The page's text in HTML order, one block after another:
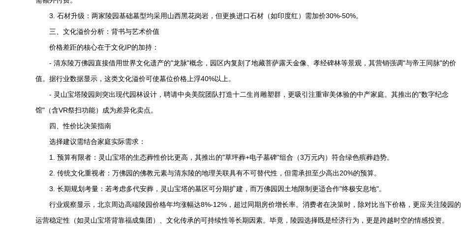
3. 石材升级：两家陵园基础墓型均采用山西黑花岗岩，但更换进口石材（如印度红）需加价30%-50%。
三、文化溢价分析：背书与艺术价值
价格差距的核心在于文化IP的加持：
- 清东陵万佛园直接借用世界文化遗产的"龙脉"概念，园区内复刻了地藏菩萨露天金像、孝经碑林等景观，其营销强调"与帝王同脉"的价
值。据行业数据显示，这类文化溢价可使墓位价格上浮40%以上。
- 灵山宝塔陵园则突出现代园林设计，聘请中央美院团队打造十二生肖雕塑群，更吸引注重审美体验的中产家庭。其推出的"数字纪念
馆"（含VR祭扫功能）成为差异化卖点。
四、性价比决策指南
选择建议需结合家庭实际需求：
1. 预算有限者：灵山宝塔的生态葬性价比更高，其推出的"草坪葬+电子墓碑"组合（3万元内）符合绿色殡葬趋势。
2. 传统文化重视者：万佛园的佛教元素与清东陵的地理关联具有不可替代性，但需承担至少高出20%的预算。
3. 长期规划考量：若考虑多代安葬，灵山宝塔的墓区可分期扩建，而万佛园因土地限制更适合作"终极安息地"。
行业观察显示，北京周边高端陵园价格年均涨幅达8%-12%，超过同期房价增长率。消费者在决策时，除对比当下价格，更应关注陵园的
运营稳定性（如灵山宝塔背靠福成集团）、文化传承的可持续性等长期因素。毕竟，陵园选择既是经济行为，更是跨越时空的情感投资。